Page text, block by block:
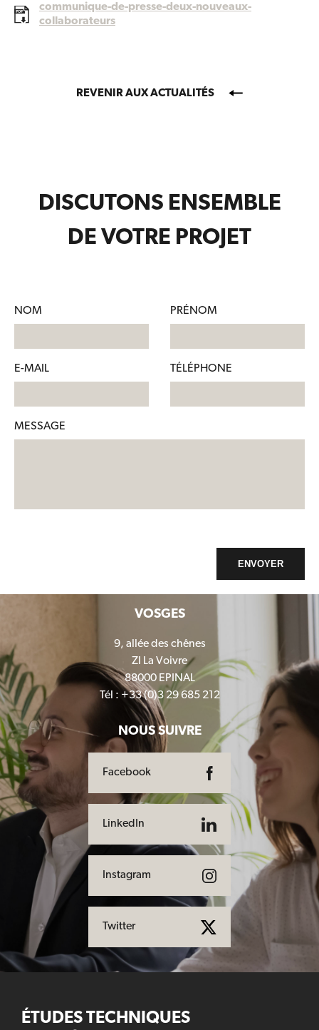
communique-de-presse-deux-nouveaux-
collaborateurs
REVENIR AUX ACTUALITÉS
DISCUTONS ENSEMBLE
DE VOTRE PROJET
NOM PRÉNOM
E-MAIL TÉLÉPHONE
MESSAGE
ENVOYER
VOSGES
9, allée des chênes
ZI La Voivre
88000 EPINAL
Tél : +33 (0)3 29 685 212
NOUS SUIVRE
Facebook
LinkedIn
Instagram
Twitter
ÉTUDES TECHNIQUES